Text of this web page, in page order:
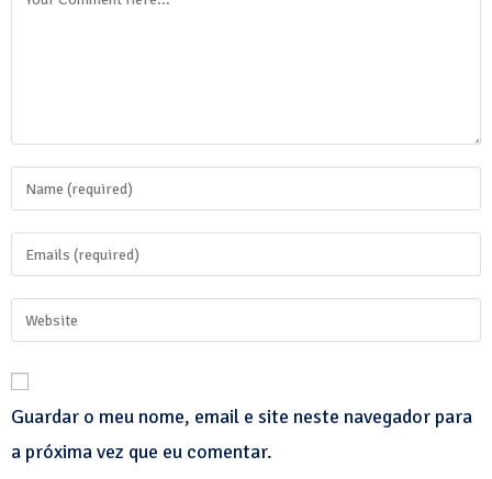
Guardar o meu nome, email e site neste navegador para
a próxima vez que eu comentar.